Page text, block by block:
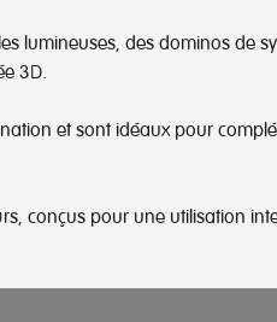
lumineuses, des dominos de
3D.
et sont idéaux pour
conçus pour une utilisation